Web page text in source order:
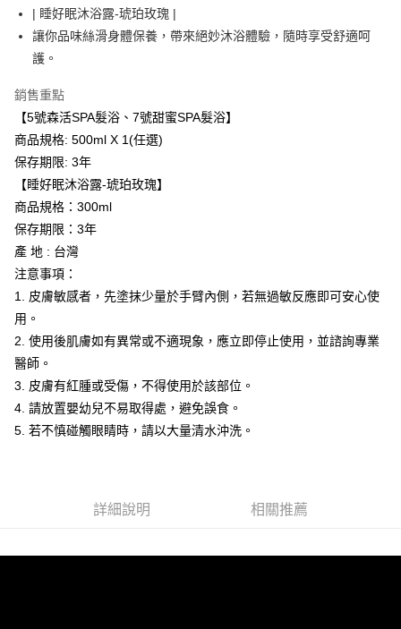
悠遊付
運送方式
每筆NT$65，滿NT$1,500(含以上)免運費
付款後全家取貨
每筆NT$65，滿NT$1,500(含以上)免運費
每筆NT$65，滿NT$1,500(含以上)免運費
付款後7-11取貨
每筆NT$65，滿NT$1,500(含以上)免運費
宅配
每筆NT$100，滿NT$1,500(含以上)免運費
付款後門市自取(需14天內取貨)
免運費
| 睡好眠沐浴露-琥珀玫瑰 |
讓你品味絲滑身體保養，帶來絕妙沐浴體驗，隨時享受舒適呵
護。
銷售重點
【5號森活SPA髮浴、7號甜蜜SPA髮浴】
商品規格: 500ml X 1(任選)
保存期限: 3年
【睡好眠沐浴露-琥珀玫瑰】
商品規格：300ml
保存期限：3年
產 地 : 台灣
注意事項：
1. 皮膚敏感者，先塗抹少量於手臂內側，若無過敏反應即可安心使
用。
2. 使用後肌膚如有異常或不適現象，應立即停止使用，並諮詢專業
醫師。
3. 皮膚有紅腫或受傷，不得使用於該部位。
4. 請放置嬰幼兒不易取得處，避免誤食。
5. 若不慎碰觸眼睛時，請以大量清水沖洗。
詳細說明 相關推薦